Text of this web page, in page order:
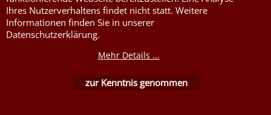
Ihres Nutzerverhaltens findet nicht statt. Weitere
Informationen finden Sie in unserer
Datenschutzerklärung.
Mehr Details ...
zur Kenntnis genommen